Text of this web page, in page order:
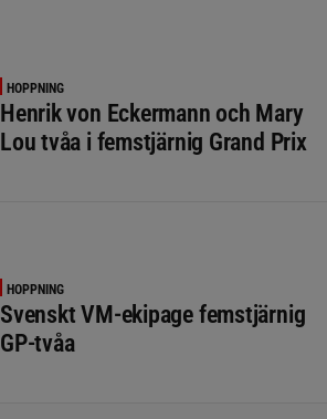
HOPPNING
Henrik von Eckermann och Mary
Lou tvåa i femstjärnig Grand Prix
HOPPNING
Svenskt VM-ekipage femstjärnig
GP-tvåa